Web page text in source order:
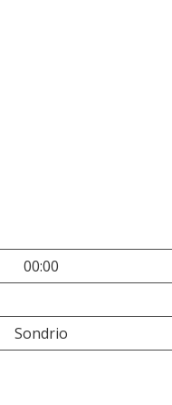
00:00
Sondrio